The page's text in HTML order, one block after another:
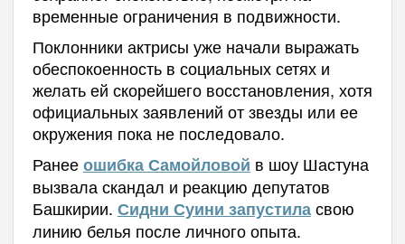
временные ограничения в подвижности.
Поклонники актрисы уже начали выражать
обеспокоенность в социальных сетях и
желать ей скорейшего восстановления, хотя
официальных заявлений от звезды или ее
окружения пока не последовало.
Ранееошибка Самойловой в шоу Шастуна
вызвала скандал и реакцию депутатов
Башкирии. Сидни Суини запустиласвою
линию белья после личного опыта.